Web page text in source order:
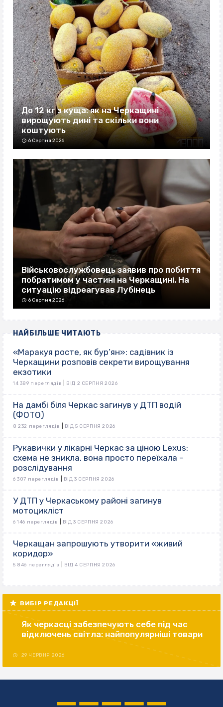
До 12 кг з куща: як на Черкащині
вирощують дині та скільки вони
коштують
6 Серпня 2026
Військовослужбовець заявив про побиття
побратимом у частині на Черкащині. На
ситуацію відреагував Лубінець
6 Серпня 2026
НАЙБІЛЬШЕ ЧИТАЮТЬ
«Маракуя росте, як бур’ян»: садівник із
Черкащини розповів секрети вирощування
екзотики
14 389 переглядів ВІД 2 СЕРПНЯ 2026
На дамбі біля Черкас загинув у ДТП водій
(ФОТО)
8 232 переглядів ВІД 5 СЕРПНЯ 2026
Рукавички у лікарні Черкас за ціною Lexus:
схема не зникла, вона просто переїхала –
розслідування
6 307 переглядів ВІД 3 СЕРПНЯ 2026
У ДТП у Черкаському районі загинув
мотоцикліст
6 146 переглядів ВІД 3 СЕРПНЯ 2026
Черкащан запрошують утворити «живий
коридор»
5 846 переглядів ВІД 4 СЕРПНЯ 2026
ВИБІР РЕДАКЦІЇ
Як черкасці забезпечують себе під час
відключень світла: найпопулярніші товари
29 ЧЕРВНЯ 2026